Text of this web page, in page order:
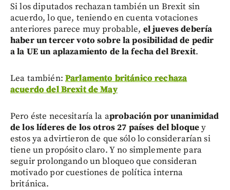
Si los diputados rechazan también un Brexit sin
acuerdo, lo que, teniendo en cuenta votaciones
anteriores parece muy probable, el jueves debería
haber un tercer voto sobre la posibilidad de pedir
a la UE un aplazamiento de la fecha del Brexit.
Lea también: Parlamento británico rechaza
acuerdo del Brexit de May
Pero éste necesitaría la aprobación por unanimidad
de los líderes de los otros 27 países del bloquey
estos ya advirtieron de que sólo lo considerarían si
tiene un propósito claro. Y no simplemente para
seguir prolongando un bloqueo que consideran
motivado por cuestiones de política interna
británica.